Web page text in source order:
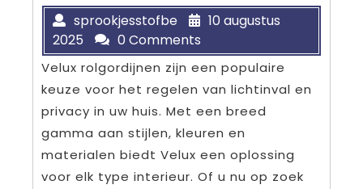
sprookjesstofbe
10 augustus
2025
0 Comments
Velux rolgordijnen zijn een populaire
keuze voor het regelen van lichtinval en
privacy in uw huis. Met een breed
gamma aan stijlen, kleuren en
materialen biedt Velux een oplossing
voor elk type interieur. Of u nu op zoek